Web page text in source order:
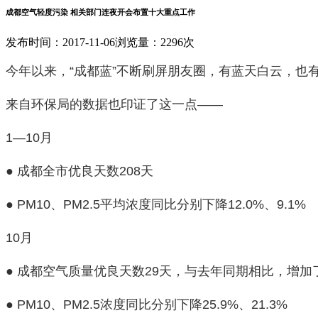
成都空气轻度污染 相关部门连夜开会布置十大重点工作
发布时间：2017-11-06浏览量：2296次
今年以来，“成都蓝”不断刷屏朋友圈，有蓝天白云，也
来自环保局的数据也印证了这一点——
1—10月
● 成都全市优良天数208天
● PM10、PM2.5平均浓度同比分别下降12.0%、9.1%
10月
● 成都空气质量优良天数29天，与去年同期相比，增加
● PM10、PM2.5浓度同比分别下降25.9%、21.3%